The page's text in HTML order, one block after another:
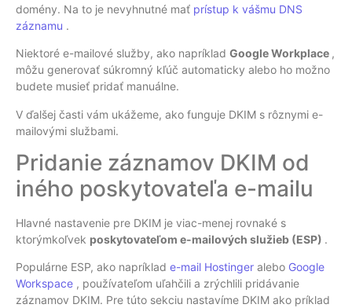
domény. Na to je nevyhnutné mať prístup k vášmu DNS
záznamu .
Niektoré e-mailové služby, ako napríklad GoogleWorkplace ,
môžu generovať súkromný kľúč automaticky alebo ho možno
budete musieť pridať manuálne.
V ďalšej časti vám ukážeme, ako funguje DKIM s rôznymi e-
mailovými službami.
Pridanie záznamov DKIM od
iného poskytovateľa e-mailu
Hlavné nastavenie pre DKIM je viac-menej rovnaké s
ktorýmkoľvek poskytovateľom e-mailových služieb (ESP) .
Populárne ESP, ako napríklad e-mail Hostinger alebo Google
Workspace , používateľom uľahčili a zrýchlili pridávanie
záznamov DKIM. Pre túto sekciu nastavíme DKIM ako príklad